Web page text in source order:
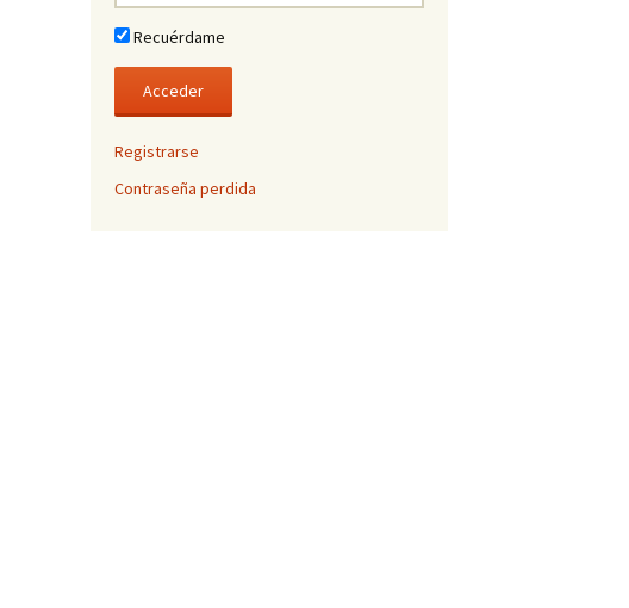
Recuérdame
Registrarse
Contraseña perdida